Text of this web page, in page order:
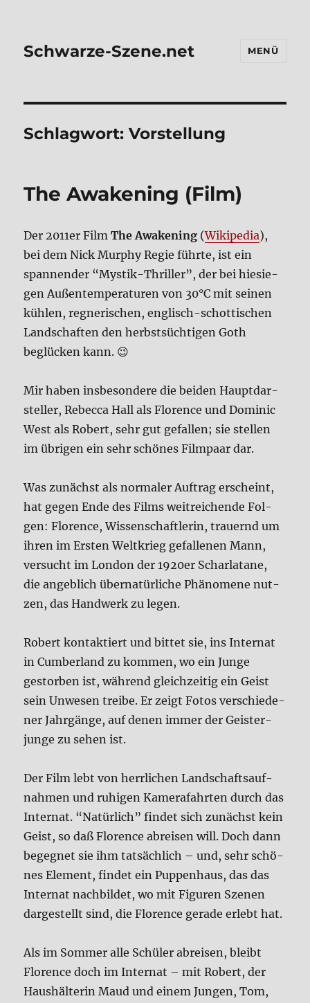
Schwarze-Szene.net MENÜ
Schlagwort:Vorstellung
The Awa­ke­ning (Film)
Der 2011er FilmThe Awa­ke­ning (Wiki­pe­dia),
bei dem Nick Mur­phy Regie führ­te, ist ein
span­nen­der “Mystik-Thril­ler”, der bei hie­sie­
gen Außen­tem­pe­ra­tu­ren von 30°C mit sei­nen
küh­len, reg­ne­ri­schen, eng­lisch-schot­ti­schen
Land­schaf­ten den herbst­süch­ti­gen Goth
beglücken kann. 😉
Mir haben ins­be­son­de­re die bei­den Haupt­dar­
stel­ler, Rebec­ca Hall als Flo­rence und Domi­nic
West als Robert, sehr gut gefal­len; sie stel­len
im übri­gen ein sehr schö­nes Film­paar dar.
Was zunächst als nor­ma­ler Auf­trag erscheint,
hat gegen Ende des Films weit­rei­chen­de Fol­
gen: Flo­rence, Wis­sen­schaft­le­rin, trau­ernd um
ihren im Ersten Welt­krieg gefal­le­nen Mann,
ver­sucht im Lon­don der 1920er Schar­la­ta­ne,
die angeb­lich über­na­tür­li­che Phä­no­me­ne nut­
zen, das Hand­werk zu legen.
Robert kon­tak­tiert und bit­tet sie, ins Inter­nat
in Cum­ber­land zu kom­men, wo ein Jun­ge
gestor­ben ist, wäh­rend gleich­zei­tig ein Geist
sein Unwe­sen trei­be. Er zeigt Fotos ver­schie­de­
ner Jahr­gän­ge, auf denen immer der Gei­ster­
jun­ge zu sehen ist.
Der Film lebt von herr­li­chen Land­schafts­auf­
nah­men und ruhi­gen Kame­ra­fahr­ten durch das
Inter­nat. “Natür­lich” fin­det sich zunächst kein
Geist, so daß Flo­rence abrei­sen will. Doch dann
begeg­net sie ihm tat­säch­lich – und, sehr schö­
nes Ele­ment, fin­det ein Pup­pen­haus, das das
Inter­nat nach­bil­det, wo mit Figu­ren Sze­nen
dar­ge­stellt sind, die Flo­rence gera­de erlebt hat.
Als im Som­mer alle Schü­ler abrei­sen, bleibt
Flo­rence doch im Inter­nat – mit Robert, der
Haus­häl­te­rin Maud und einem Jun­gen, Tom,